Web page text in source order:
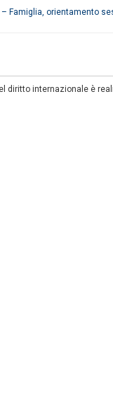
Famiglia, orientamento
diritto internazionale è